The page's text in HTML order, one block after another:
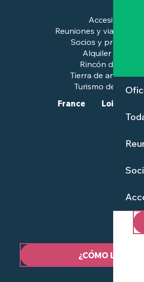
Accesibilidad
Reuniones y viajes de
Socios y
Alquiler de salas
Rincón de prensa
Tierra de arte e
Turismo de
¿CÓMO LLEGAR?
France Loire-